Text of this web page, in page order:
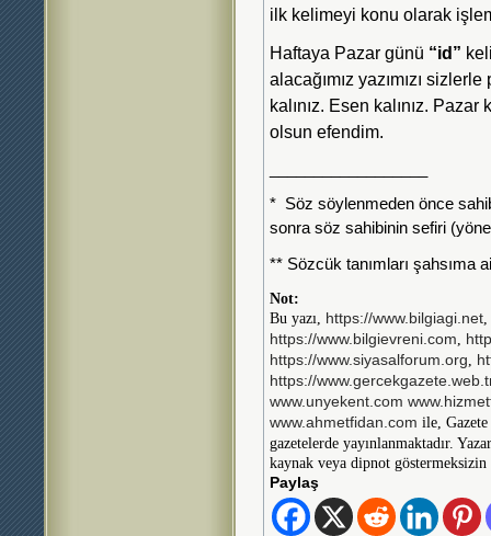
ilk kelimeyi konu olarak
Haftaya Pazar günü “id”
alacağımız yazımızı
kalınız. Esen kalınız.
olsun efendim.
* Söz söylenmeden önce
sonra söz sahibinin sefiri
** Sözcük tanımları şahsıma
Not:
Bu yazı,
https://www.bilgiagi.net
https://www.bilgievreni.com
https://www.siyasalforum.org
https://
www.unyekent.com
www.ahmetfidan.com ile,
gazetelerde yayınlanmaktadır.
kaynak veya dipnot göstermeksizin
Paylaş